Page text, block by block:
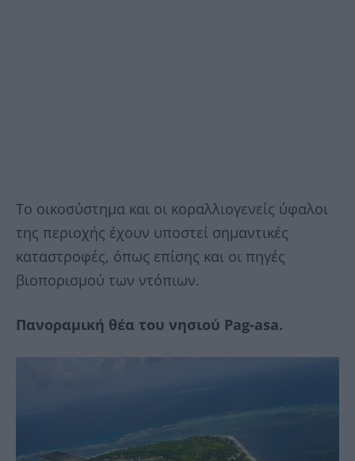
Το οικοσύστημα και οι κοραλλιογενείς ύφαλοι
της περιοχής έχουν υποστεί σημαντικές
καταστροφές, όπως επίσης και οι πηγές
βιοπορισμού των ντόπιων.
Πανοραμική θέα του νησιού Pag-asa.